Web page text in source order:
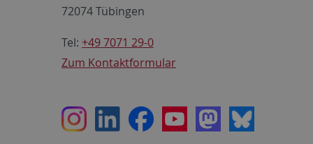
72074 Tübingen
Tel: +49 7071 29-0
Zum Kontaktformular
InstagramLinkedInFacebookYoutubeMastodon
Bluesky